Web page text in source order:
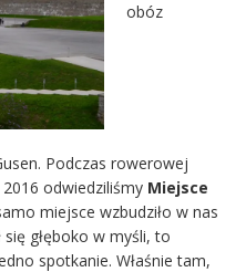
obóz
Podczas rowerowej
odwiedziliśmy Miejsce
miejsce wzbudziło w nas
głęboko w myśli, to
spotkanie. Właśnie tam,